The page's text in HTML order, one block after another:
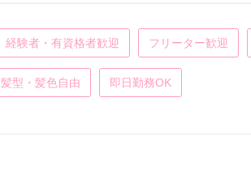
経験者・有資格者歓迎 フリーター歓迎
髪型・髪色自由 即日勤務OK